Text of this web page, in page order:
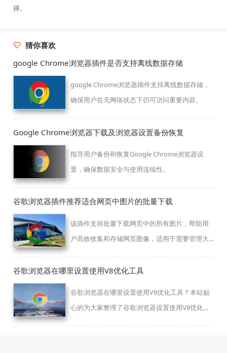
择。
猜你喜欢
google Chrome浏览器插件是否支持离线数据存储
google Chrome浏览器插件支持离线数据存储，
确保用户在无网络状态下仍可访问重要内容。
Google Chrome浏览器下载及浏览器设置备份恢复
指导用户备份和恢复Google Chrome浏览器设
置，确保数据安全与使用连续性。
谷歌浏览器插件推荐适合网页中图片的批量下载
该插件支持批量下载网页中的所有图片，帮助用
户高效收集和存储网页图像，适用于需要管理大
谷歌浏览器在哪里设置使用V8优化工具
谷歌浏览器在哪里设置使用V8优化工具？本站贴
心的为大家整理了谷歌浏览器设置使用V8优化工